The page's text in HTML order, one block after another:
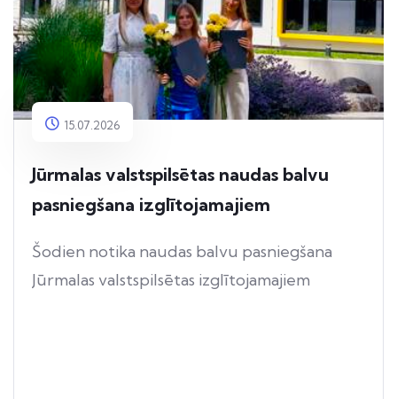
15.07.2026
Jūrmalas valstspilsētas naudas balvu
pasniegšana izglītojamajiem
Šodien notika naudas balvu pasniegšana
Jūrmalas valstspilsētas izglītojamajiem